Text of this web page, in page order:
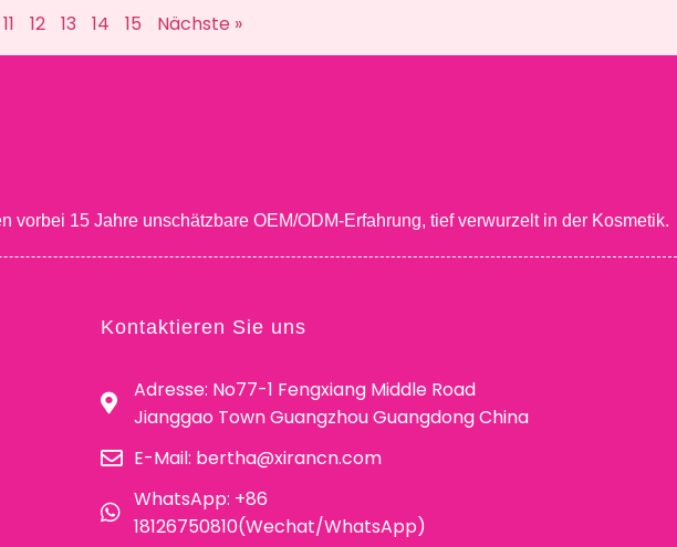
11 12 13 14 15 Nächste »
15 Jahre unschätzbare OEM/ODM-Erfahrung, tief verwurzelt in der Kosmetik.
Kontaktieren Sie uns
Adresse: No77-1 Fengxiang Middle Road
Jianggao Town Guangzhou Guangdong China
E-Mail: bertha@xirancn.com
WhatsApp: +86
18126750810(Wechat/WhatsApp)